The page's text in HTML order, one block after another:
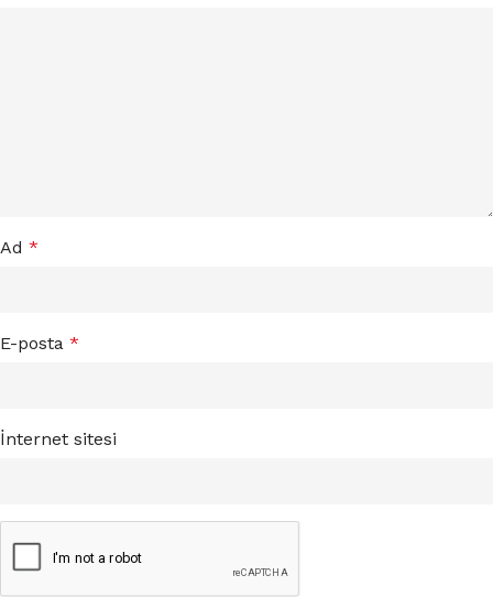
Ad *
E-posta *
İnternet sitesi